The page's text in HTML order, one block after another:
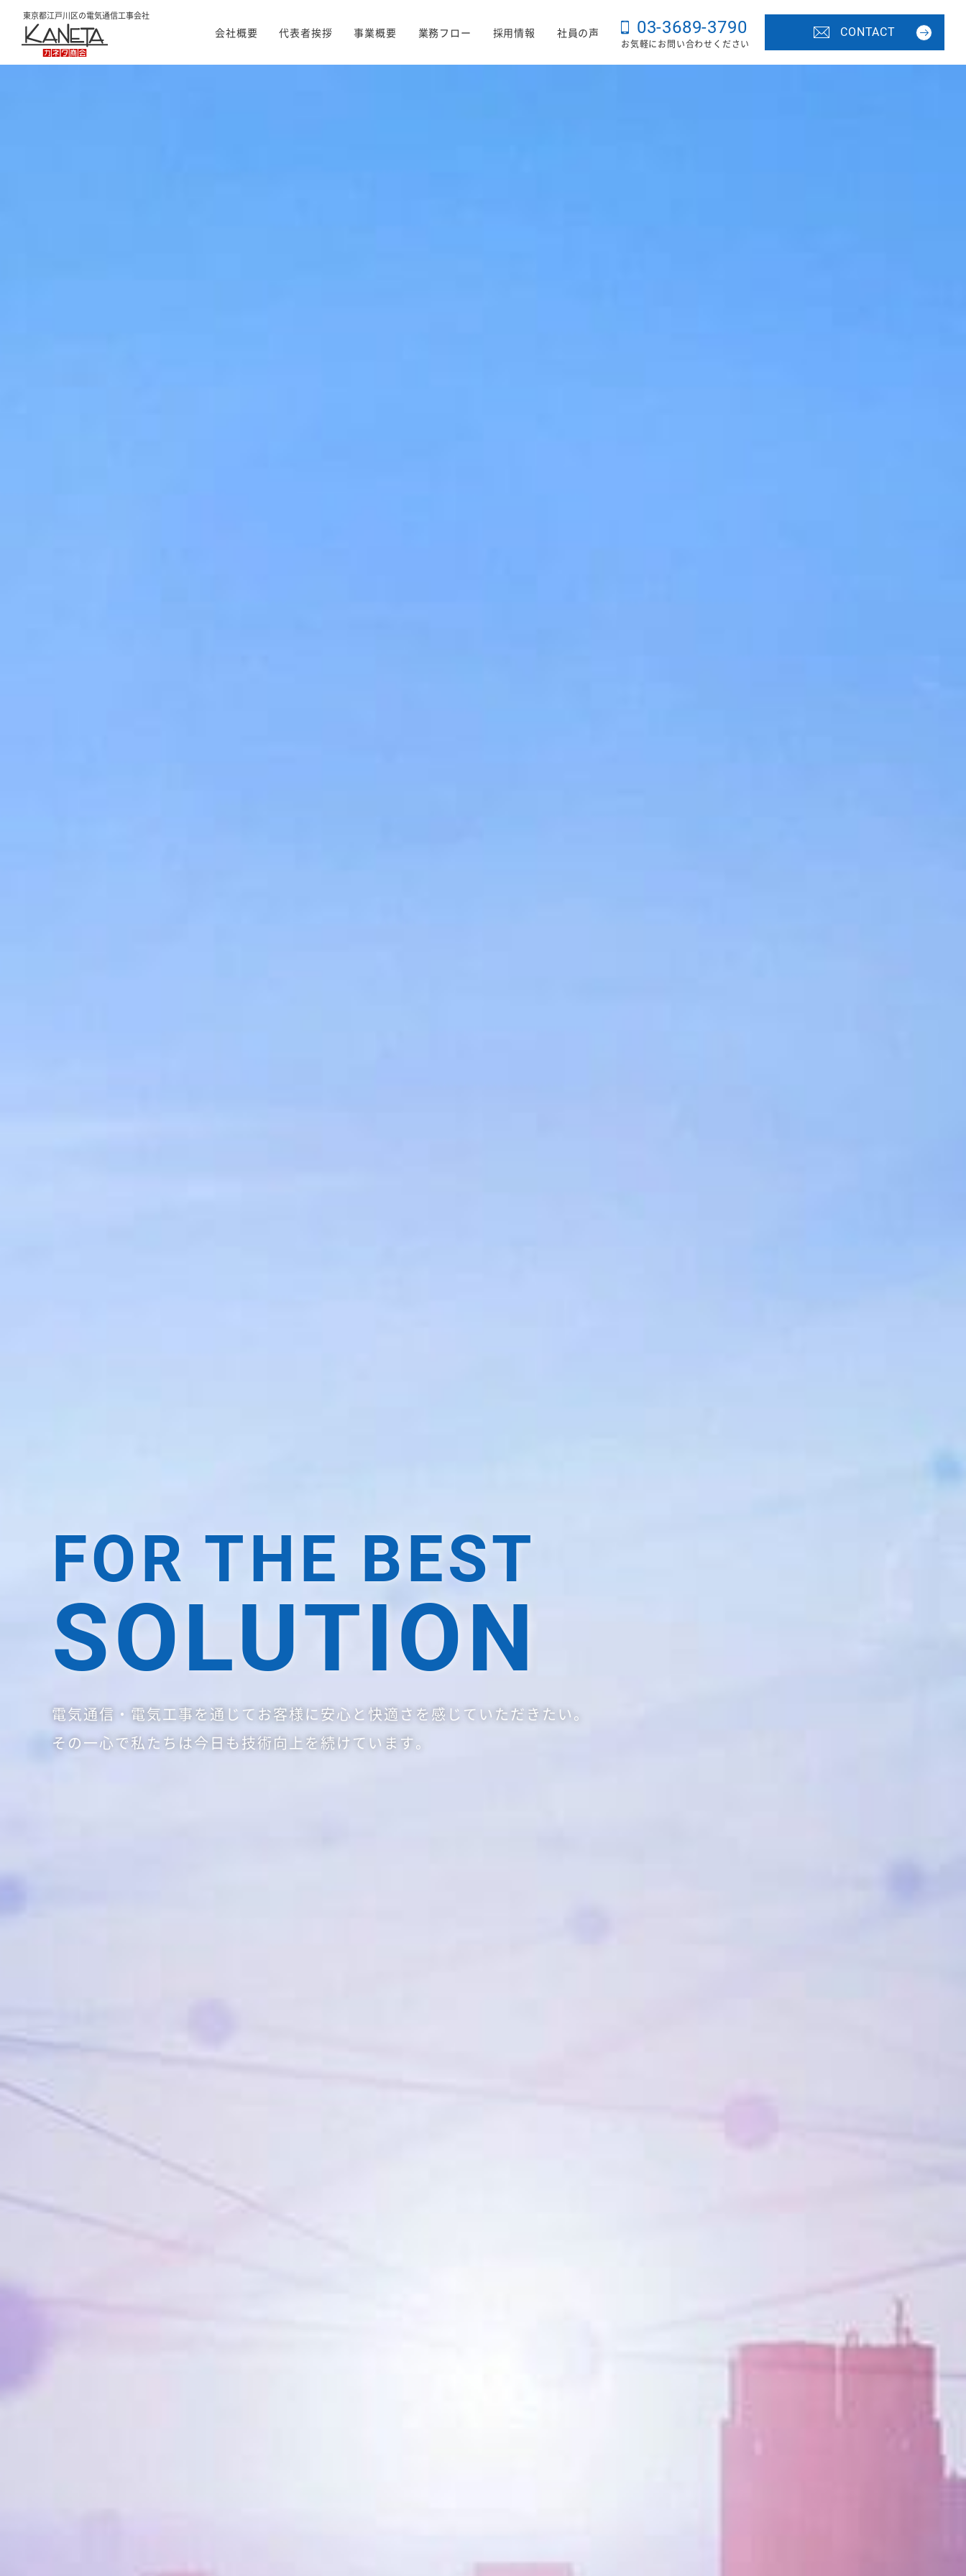
東京都江戸川区の電気通信工事会社
会社概要 代表者挨拶 事業概要 業務フロー 採用情報 社員の声 03-3689-3790
お気軽にお問い合わせください
CONTACT
FOR THE BEST
SOLUTION
電気通信・電気工事を通じてお客様に安心と快適さを感じていただきたい。
その一心で私たちは今日も技術向上を 続けています。